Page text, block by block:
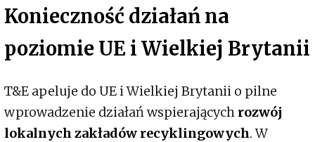
Konieczność działań na
poziomie UE i Wielkiej Brytanii
T&E apeluje do UE i Wielkiej Brytanii o pilne
wprowadzenie działań wspierających rozwój
lokalnych zakładów recyklingowych. W